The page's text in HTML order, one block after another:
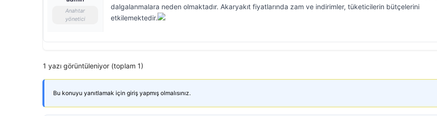
Anahtar
yönetici
dalgalanmalara neden olmaktadır. Akaryakıt fiyatlarında zam ve indirimler, tüketicilerin bütçelerini
etkilemektedir.
1 yazı görüntüleniyor (toplam 1)
Bu konuyu yanıtlamak için giriş yapmış olmalısınız.